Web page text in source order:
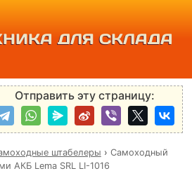
ДЛЯ СКЛАДА
Отправить эту страницу:
штабелеры › Самоходный
АКБ Lema SRL LI-1016